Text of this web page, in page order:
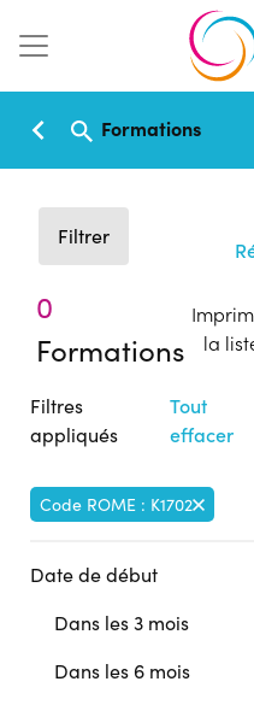
Formations
Filtrer
0
Formations
la
Filtres
appliqués
Tout
effacer
Code ROME : K1702
Date de début
Dans les 3 mois
Dans les 6 mois